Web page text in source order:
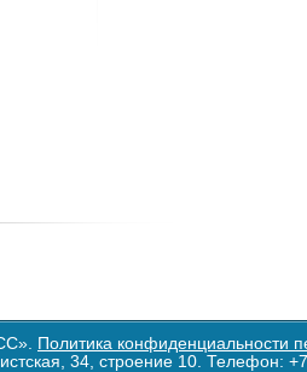
Политика конфиденциальности
34, строение 10. Телефон: